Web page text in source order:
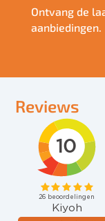
Ontvang de
aanbiedingen.
Reviews